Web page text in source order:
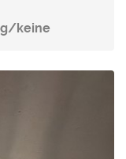
keine